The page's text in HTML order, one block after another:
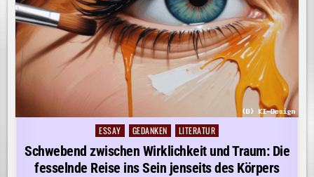
Posted
ESSAY GEDANKEN LITERATUR
Schwebend zwischen Wirklichkeit und Traum: Die
fesselnde Reise ins Sein jenseits des Körpers